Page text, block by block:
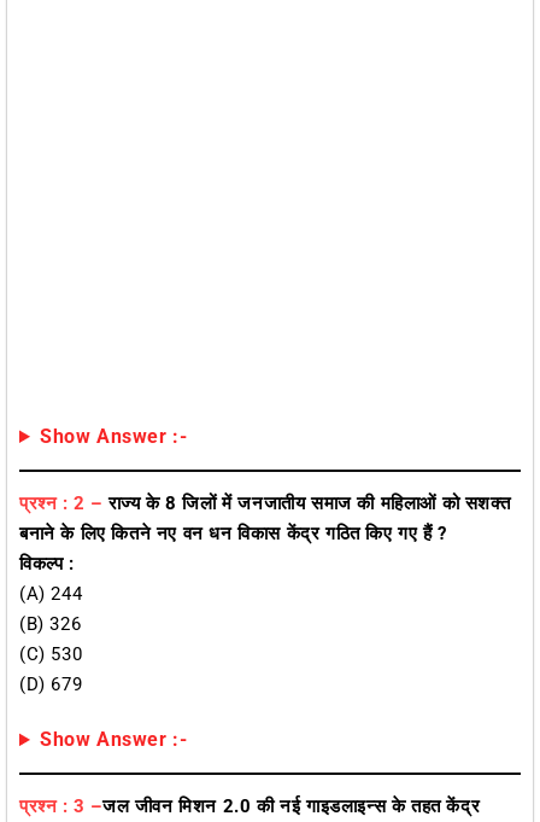
Show Answer :-
प्रश्न : 2 – राज्य के 8 जिलों में जनजातीय समाज की महिलाओं को सशक्त
बनाने के लिए कितने नए वन धन विकास केंद्र गठित किए गए हैं ?
विकल्प :
(A) 244
(B) 326
(C) 530
(D) 679
Show Answer :-
प्रश्न : 3 –जल जीवन मिशन 2.0 की नई गाइडलाइन्स के तहत केंद्र